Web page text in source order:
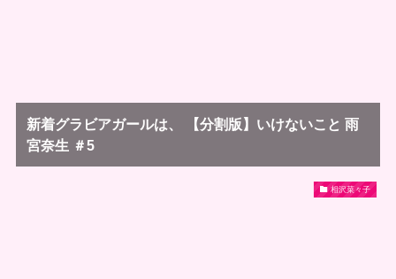
新着グラビアガールは、 【分割版】いけないこと 雨
宮奈生 ＃5
相沢菜々子